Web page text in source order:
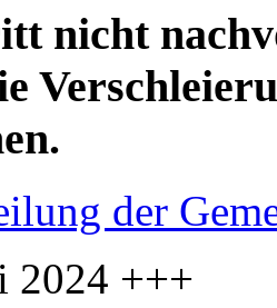
nicht
der
2024 +++